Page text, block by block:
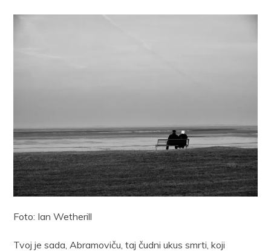
Foto: Ian Wetherill
Tvoj je sada, Abramoviču, taj čudni ukus smrti, koji